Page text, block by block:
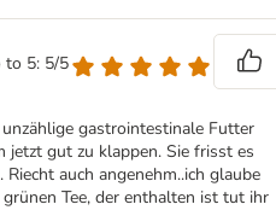
to 5: 5/5
gastrointestinale Futter
jetzt gut zu klappen. Sie frisst es
auch angenehm..ich glaube
Tee, der enthalten ist tut ihr